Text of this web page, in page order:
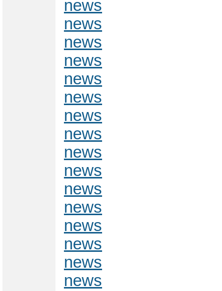
news
news
news
news
news
news
news
news
news
news
news
news
news
news
news
news